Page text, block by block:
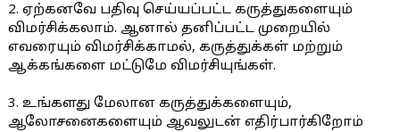
2. ஏற்கனவே பதிவு செய்யப்பட்ட கருத்துகளையும்
விமர்சிக்கலாம். ஆனால் தனிப்பட்ட முறையில்
எவரையும் விமர்சிக்காமல், கருத்துக்கள் மற்றும்
ஆக்கங்களை மட்டுமே விமர்சியுங்கள்.
3. உங்களது மேலான கருத்துக்களையும்,
ஆலோசனைகளையும் ஆவலுடன் எதிர்பார்கிறோம்